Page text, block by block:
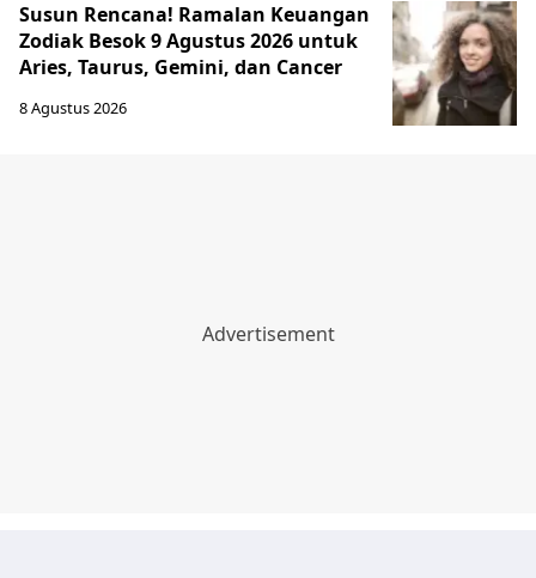
Susun Rencana! Ramalan Keuangan
Zodiak Besok 9 Agustus 2026 untuk
Aries, Taurus, Gemini, dan Cancer
8 Agustus 2026